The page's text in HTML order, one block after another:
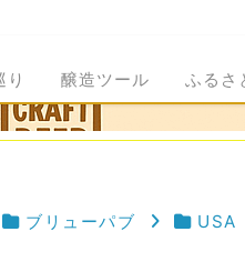
醸造ツール ふるさ
ブリューパブ USA